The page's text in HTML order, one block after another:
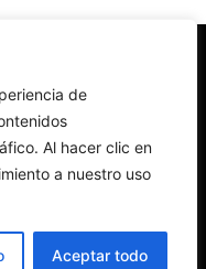
de
Al hacer clic en
a nuestro uso
Aceptar todo
y la sociedad